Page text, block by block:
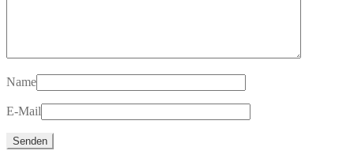
Name
E-Mail